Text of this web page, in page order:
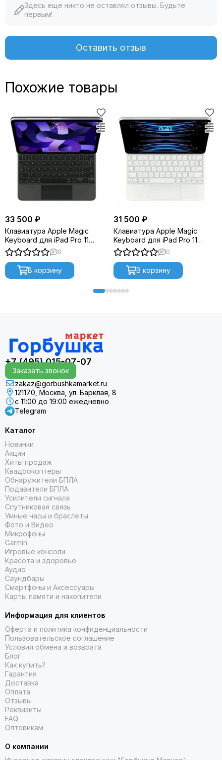
Здесь еще никто не оставлял отзывы. Будьте
первым!
Оставить отзыв
Похожие товары
33 500 ₽
Клавиатура Apple Magic
Keyboard для iPad Pro 11
(MXQT2) Black 0
В корзину
31 500 ₽
Клавиатура Apple Magic
Keyboard для iPad Pro 11
(MJQJ3) White 0
В корзину
+7 (495) 015-07-07
Заказать звонок
zakaz@gorbushkamarket.ru
121170, Москва, ул. Барклая, 8
с 11:00 до 19:00 ежедневно
Telegram
Каталог
Новинки
Акции
Хиты продаж
Квадрокоптеры
Обнаружители БПЛА
Подавители БПЛА
Усилители сигнала
Спутниковая связь
Умные часы и браслеты
Фото и Видео
Микрофоны
Garmin
Игровые консоли
Красота и здоровье
Аудио
Саундбары
Смартфоны и Аксессуары
Карты памяти и накопители
Информация для клиентов
Оферта и политика конфиденциальности
Пользовательское соглашение
Условия обмена и возврата
Блог
Как купить?
Гарантия
Доставка
Оплата
Отзывы
Реквизиты
FAQ
Оптовикам
О компании